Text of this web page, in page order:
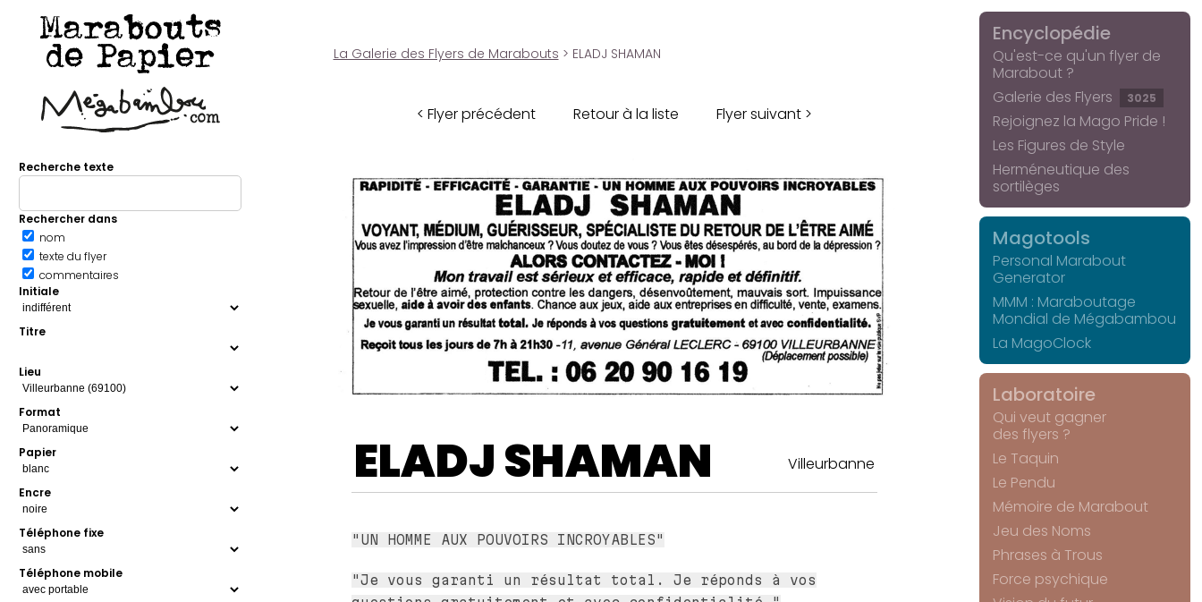
Marabouts
de Papier
Recherche texte
Rechercher dans
nom
texte du flyer
commentaires
Initiale
Titre
Lieu
Format
Papier
Encre
Téléphone fixe
Téléphone mobile
La Galerie des Flyers de Marabouts > ELADJ SHAMAN
< Flyer précédent Retour à la liste Flyer suivant >
ELADJ SHAMAN Villeurbanne
"UN HOMME AUX POUVOIRS INCROYABLES"
"Je vous garanti un résultat total. Je réponds à vos
Encyclopédie
Qu'est-ce qu'un flyer de
Marabout ?
Galerie des Flyers
3025
Rejoignez la Mago Pride !
Les Figures de Style
Herméneutique des
sortilèges
Magotools
Personal Marabout
Generator
MMM : Maraboutage
Mondial de Mégabambou
La MagoClock
Laboratoire
Qui veut gagner
des flyers ?
Le Taquin
Le Pendu
Mémoire de Marabout
Jeu des Noms
Phrases à Trous
Force psychique